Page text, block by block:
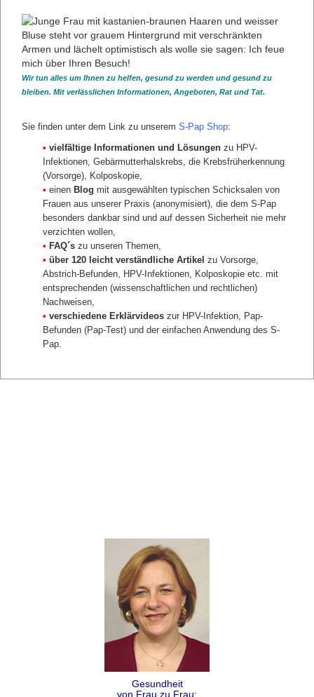
Mit dem Pap-Test bzw. Pap-Abstrich wird nach den
Auswirkungen einer HPV-Infektion gesucht. Werden
Zellveränderungen erkannt, sollten diese beobachtet
und bei Bedarf behandelt werden.
Werden Auffälligkeiten übersehen, kann Krebs
entstehen. Daher ist bei der Vorsorgeuntersuchung
gar nicht entstehen muss.
WIE ENTSTEHT GEBÄRMUTTERHALSKREBS?
HPV-Typen
Eine HPV-Infektion hat (fast) jede Frau
HPV-Infektion bedeutet nicht Krebs
Gesundheit
von Frau zu Frau:
Wir tun alles um Ihnen zu helfen, gesund zu werden und gesund zu
bleiben. Mit verlässlichen Informationen, Angeboten, Rat und Tat.
Sie finden unter dem Link zu unserem S-Pap Shop:
• vielfältige Informationen und Lösungen zu HPV-
Infektionen, Gebärmutterhalskrebs, die Krebsfrüherkennung
(Vorsorge), Kolposkopie,
• einen Blog mit ausgewählten typischen Schicksalen von
Frauen aus unserer Praxis (anonymisiert), die dem S-Pap
besonders dankbar sind und auf dessen Sicherheit nie mehr
verzichten wollen,
• FAQ´s zu unseren Themen,
• über 120 leicht verständliche Artikel zu Vorsorge,
Abstrich-Befunden, HPV-Infektionen, Kolposkopie etc. mit
entsprechenden (wissenschaftlichen und rechtlichen)
Nachweisen,
• verschiedene Erklärvideos zur HPV-Infektion, Pap-
Befunden (Pap-Test) und der einfachen Anwendung des S-
Pap.